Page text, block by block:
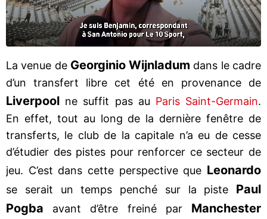
La venue de Georginio Wijnladum dans le cadre
d’un transfert libre cet été en provenance de
Liverpool ne suffit pas au Paris Saint-Germain.
En effet, tout au long de la dernière fenêtre de
transferts, le club de la capitale n’a eu de cesse
d’étudier des pistes pour renforcer ce secteur de
jeu. C’est dans cette perspective que Leonardo
se serait un temps penché sur la piste Paul
Pogba avant d’être freiné par Manchester